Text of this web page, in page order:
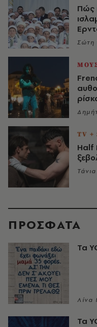
Πώς
Σώτη
TV +
Half
ΠΡΟΣΦΑΤΑ
Τα
Λίνα
Τα